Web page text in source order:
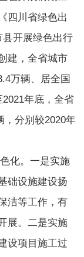
四川省绿色出
开展绿色出行
建，全省城市
万辆、居全国
年底，全省
，分别较2020年
化。一是实施
础设施建设扬
洁等工作，有
展。二是实施
设项目施工过